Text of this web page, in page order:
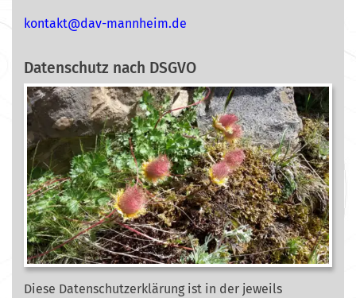
ed.mi
ehnna
m-vad
@tkat
nok
Datenschutz nach DSGVO
Diese Datenschutzerklärung ist in der jeweils